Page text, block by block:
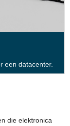
een datacenter.
die elektronica